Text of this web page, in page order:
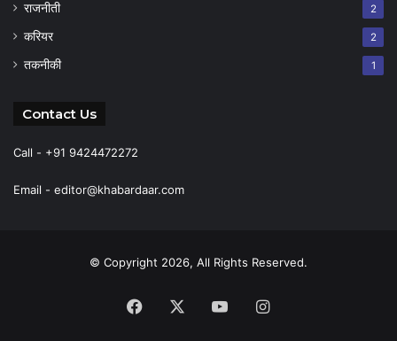
राजनीती 2
करियर 2
तकनीकी 1
Contact Us
Call - +91 9424472272
Email - editor@khabardaar.com
© Copyright 2026, All Rights Reserved.
Facebook YouTubeInstagram